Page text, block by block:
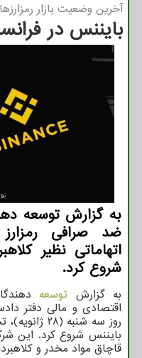
آخرین وضعیت بازار
بایننس در
به گزارش توسعه
ضد صرافی
اتهاماتی نظیر
شروع کرد.
به گزارش توسعه
روز سه شنبه
بایننس شروع کرد. این
قاچاق مواد مخدر و